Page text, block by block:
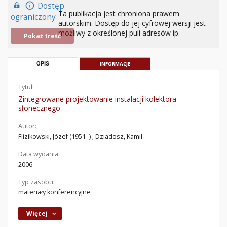
Dostęp
ograniczony
Pokaż treść
Ta publikacja jest chroniona prawem
autorskim. Dostęp do jej cyfrowej wersji jest
możliwy z określonej puli adresów ip.
OPIS INFORMACJE
Tytuł:
Zintegrowane projektowanie instalacji kolektora
słonecznego
Autor:
Flizikowski, Józef (1951- ) ; Dziadosz, Kamil
Data wydania:
2006
Typ zasobu:
materiały konferencyjne
Więcej